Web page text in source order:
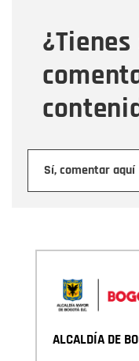
Sí, comentar
Mensaje
ALCALDÍA DE